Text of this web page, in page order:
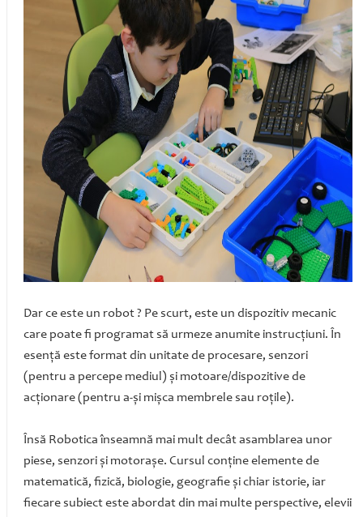
Dar ce este un robot ? Pe scurt, este un dispozitiv mecanic
care poate fi programat să urmeze anumite instrucţiuni. În
esenţă este format din unitate de procesare, senzori
(pentru a percepe mediul) şi motoare/dispozitive de
acţionare (pentru a-şi mişca membrele sau roţile).
Însă Robotica înseamnă mai mult decât asamblarea unor
piese, senzori şi motoraşe. Cursul conţine elemente de
matematică, fizică, biologie, geografie şi chiar istorie, iar
fiecare subiect este abordat din mai multe perspective, elevii